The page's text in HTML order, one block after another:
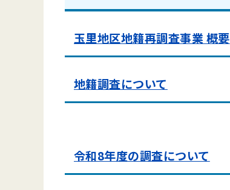
玉里地区地籍再調査事業 概要
地籍調査について
令和8年度の調査について